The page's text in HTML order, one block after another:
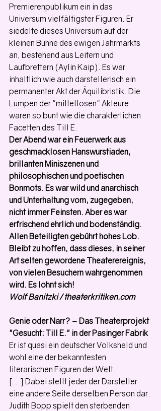
Premierenpublikum ein in das
Universum vielfältigster Figuren. Er
siedelte dieses Universum auf der
kleinen Bühne des ewigen Jahrmarkts
an, bestehend aus Leitern und
Laufbrettern (Aylin Kaip). Es war
inhaltlich wie auch darstellerisch ein
permanenter Akt der Äquilibristik. Die
Lumpen der "mittellosen" Akteure
waren so bunt wie die charakterlichen
Facetten des Till E.
Der Abend war ein Feuerwerk aus
geschmacklosen Hanswurstiaden,
brillanten Miniszenen und
philosophischen und poetischen
Bonmots. Es war wild und anarchisch
und Unterhaltung vom, zugegeben,
nicht immer Feinsten. Aber es war
erfrischend ehrlich und bodenständig.
Allen Beteiligten gebührt hohes Lob.
Bleibt zu hoffen, dass dieses, in seiner
Art selten gewordene Theaterereignis,
von vielen Besuchern wahrgenommen
wird. Es lohnt sich!
Wolf Banitzki / theaterkritiken.com
Genie oder Narr? – Das Theaterprojekt
"Gesucht: Till E." in der Pasinger Fabrik
Er ist quasi ein deutscher Volksheld und
wohl eine der bekanntesten
literarischen Figuren der Welt.
[...] Dabei stellt jeder der Darsteller
eine andere Seite derselben Person dar.
Judith Bopp spielt den sterbenden